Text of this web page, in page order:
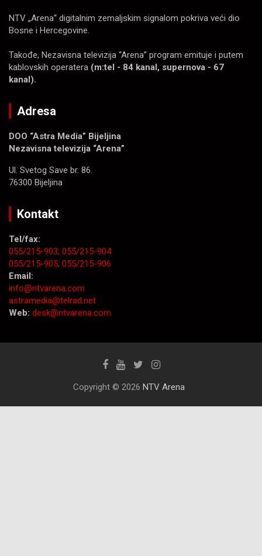
NTV „Arena“ digitalnim zemaljskim signalom pokriva veći dio
Bosne i Hercegovine.
Takođe, Nezavisna televizija “Arena” program emituje i putem
kablovskih operatera (m:tel - 84 kanal, supernova - 67
kanal).
Adresa
DOO “Astra Media” Bijeljina
Nezavisna televizija “Arena”
Ul. Svetog Save br. 86.
76300 Bijeljina
Kontakt
Tel/fax:
055/215-903; 055/215-904
055/215-905; 055/215-906
Email:
info@ntvarena.com
astramedia@telrad.net
Web: desk@ntvarena.com
Copyright © 2026 NTV Arena